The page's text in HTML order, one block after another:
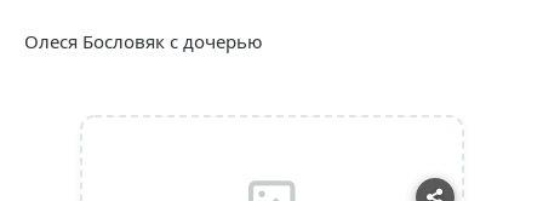
Олеся Бословяк с дочерью